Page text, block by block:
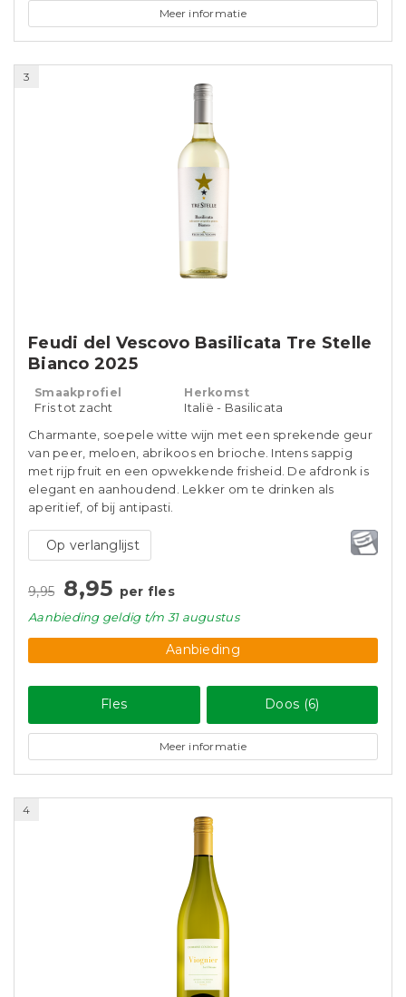
Meer informatie
3
Feudi del Vescovo Basilicata Tre Stelle
Bianco 2025
Smaakprofiel
Fris tot zacht
Herkomst
Italië - Basilicata
Charmante, soepele witte wijn met een sprekende geur
van peer, meloen, abrikoos en brioche. Intens sappig
met rijp fruit en een opwekkende frisheid. De afdronk is
elegant en aanhoudend. Lekker om te drinken als
aperitief, of bij antipasti.
Op verlanglijst
9,95 8,95 per fles
Aanbieding geldigt/m 31 augustus
Aanbieding
Fles Doos (6)
Meer informatie
4